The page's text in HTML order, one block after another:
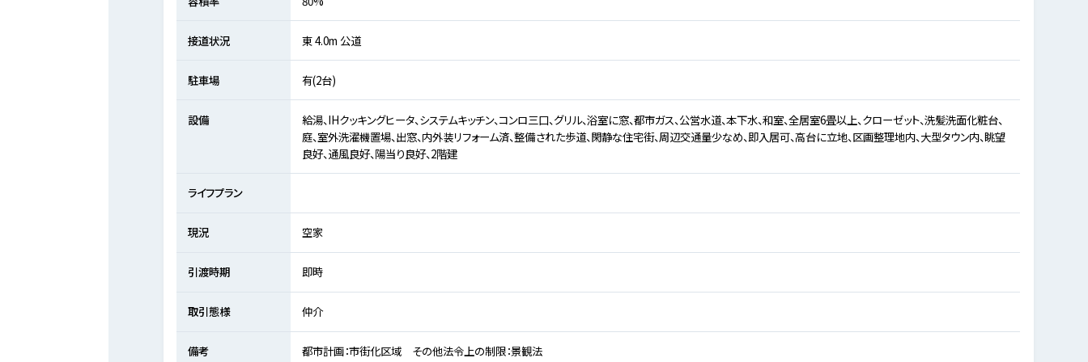
接道状況 東 4.0m 公道
駐車場 有(2台)
設備
給湯、IHクッキングヒータ、システムキッチン、コンロ三口、グリル、浴室に窓、都市ガス、公営水道、本下水、和室、全居室6畳以上、クローゼット、洗髪洗面化粧台、
庭、室外洗濯機置場、出窓、内外装リフォーム済、整備された歩道、閑静な住宅街、周辺交通量少なめ、即入居可、高台に立地、区画整理地内、大型タウン内、眺望
良好、通風良好、陽当り良好、2階建
ライフプラン
現況 空家
引渡時期 即時
取引態様 仲介
備考
都市計画：市街化区域 その他法令上の制限：景観法